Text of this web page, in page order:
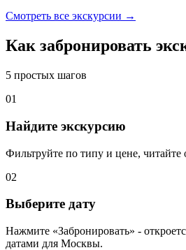
Смотреть все экскурсии →
Как забронировать
5 простых шагов
01
Найдите экскурсию
Фильтруйте по типу и цене, читайте
02
Выберите дату
Нажмите «Забронировать» -
датами для Москвы.